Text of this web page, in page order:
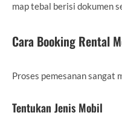
map tebal berisi dokumen
Cara Booking Rental
Proses pemesanan sangat
Tentukan Jenis Mobil